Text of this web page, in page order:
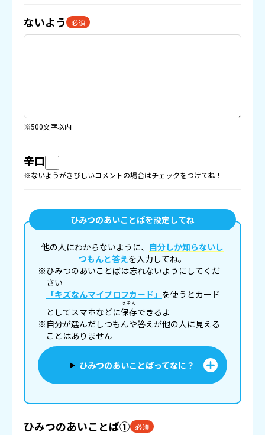
ないよう 必須
※500文字以内
辛口
※ないようがきびしいコメントの場合はチェックをつけてね！
ひみつのあいことばを設定してね
他の人にわからないように、 自分しか知らないし
つもんと答えを入力してね。
※ひみつのあいことばは忘れないようにしてくだ
さい
「キズなんマイプロフカード」 を使うとカード
としてスマホなどに保存
ほぞん
できるよ
※自分が選んだしつもんや答えが他の人に見える
ことはありません
ひみつのあいことばってなに？
ひみつのあいことば① 必須